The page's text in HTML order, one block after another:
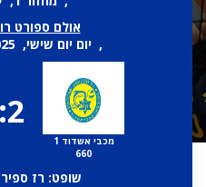
אולם ספורט
, יום יום שישי, 21/11/2025, 14:45
מכבי אשדוד 1
660
שופט: רז